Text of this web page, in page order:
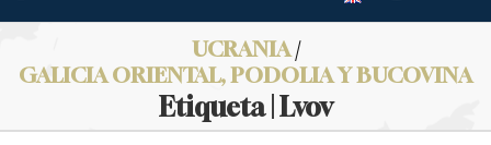
UCRANIA/
GALICIA ORIENTAL, PODOLIA Y BUCOVINA
Etiqueta | Lvov